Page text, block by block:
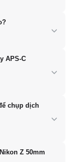
Dải Ngân hà thì
Z được giới
của Nikon.
APS-C
để chụp chân
chụp dịch
lựa chọn đủ tốt
Z 50mm